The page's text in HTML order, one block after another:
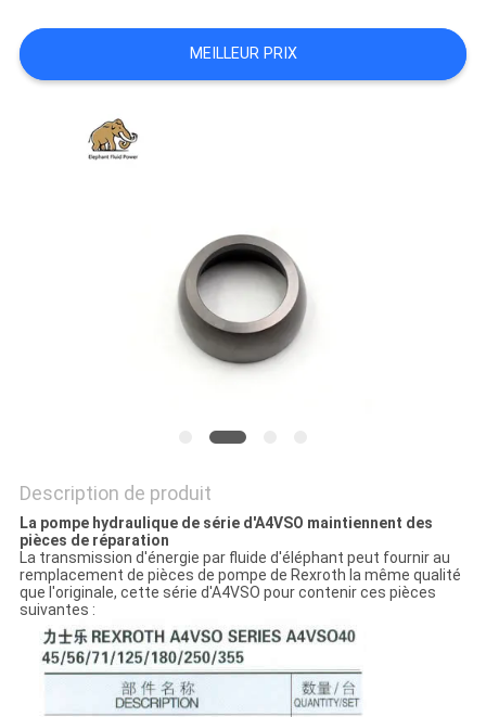
CAS
MEILLEUR PRIX
Description de produit
La pompe hydraulique de série d'A4VSO maintiennent des
pièces de réparation
La transmission d'énergie par fluide d'éléphant peut fournir au
remplacement de pièces de pompe de Rexroth la même qualité
que l'originale, cette série d'A4VSO pour contenir ces pièces
suivantes :